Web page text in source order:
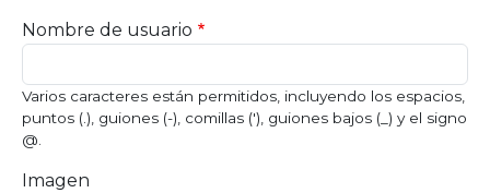
Nombre de usuario
Varios caracteres están permitidos, incluyendo los espacios,
puntos (.), guiones (-), comillas ('), guiones bajos (_) y el signo
@.
Imagen